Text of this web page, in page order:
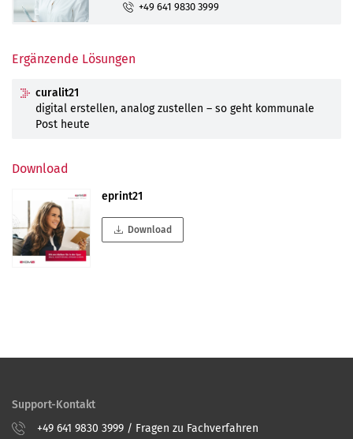
+49 641 9830 3999
Ergänzende Lösungen
curalit21
digital erstellen, analog zustellen – so geht kommunale
Post heute
Download
eprint21
Download
Support-Kontakt
+49 641 9830 3999 / Fragen zu Fachverfahren